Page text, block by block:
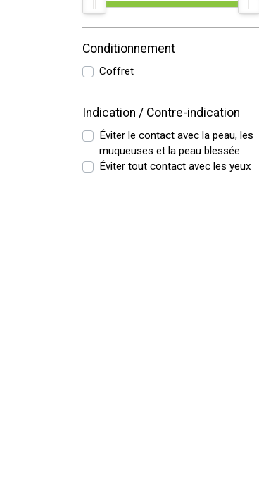
Conditionnement
Coffret
Indication / Contre-indication
Éviter le contact avec la peau, les
muqueuses et la peau blessée
Éviter tout contact avec les yeux